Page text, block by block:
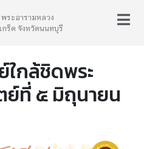
ระอารามหลวง
กร็ด จังหวัดนนทบุรี
ใกล้ชิดพระ
ย์ที่ ๕ มิถุนายน